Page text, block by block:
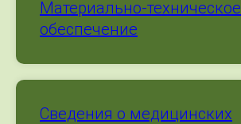
Материально-техническое
обеспечение
Сведения о медицинских